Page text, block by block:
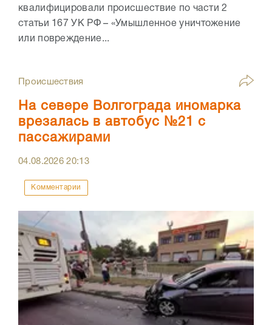
квалифицировали происшествие по части 2
статьи 167 УК РФ – «Умышленное уничтожение
или повреждение...
Происшествия
На севере Волгограда иномарка
врезалась в автобус №21 с
пассажирами
04.08.202620:13
Комментарии